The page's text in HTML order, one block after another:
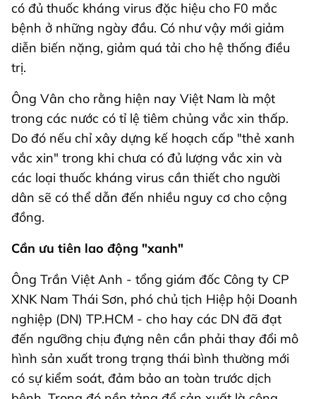
có đủ thuốc kháng virus đặc hiệu cho F0 mắc
bệnh ở những ngày đầu. Có như vậy mới giảm
diễn biến nặng, giảm quá tải cho hệ thống điều
trị.
Ông Vân cho rằng hiện nay Việt Nam là một
trong các nước có tỉ lệ tiêm chủng vắc xin thấp.
Do đó nếu chỉ xây dựng kế hoạch cấp "thẻ xanh
vắc xin" trong khi chưa có đủ lượng vắc xin và
các loại thuốc kháng virus cần thiết cho người
dân sẽ có thể dẫn đến nhiều nguy cơ cho cộng
đồng.
Cần ưu tiên lao động "xanh"
Ông Trần Việt Anh - tổng giám đốc Công ty CP
XNK Nam Thái Sơn, phó chủ tịch Hiệp hội Doanh
nghiệp (DN) TP.HCM - cho hay các DN đã đạt
đến ngưỡng chịu đựng nên cần phải thay đổi mô
hình sản xuất trong trạng thái bình thường mới
có sự kiểm soát, đảm bảo an toàn trước dịch